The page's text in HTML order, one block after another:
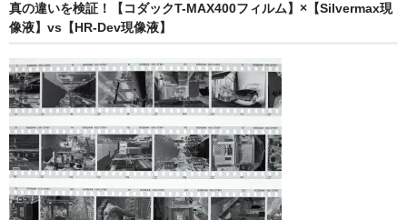
真の違いを検証！【コダックT-MAX400フィルム】×【Silvermax現
像液】vs【HR-Dev現像液】